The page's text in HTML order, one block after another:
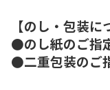
【のし・包装に
●のし紙のご指
●二重包装のご